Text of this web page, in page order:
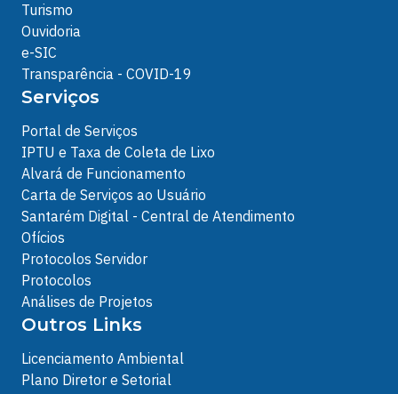
Turismo
Ouvidoria
e-SIC
Transparência - COVID-19
Serviços
Portal de Serviços
IPTU e Taxa de Coleta de Lixo
Alvará de Funcionamento
Carta de Serviços ao Usuário
Santarém Digital - Central de Atendimento
Ofícios
Protocolos Servidor
Protocolos
Análises de Projetos
Outros Links
Licenciamento Ambiental
Plano Diretor e Setorial